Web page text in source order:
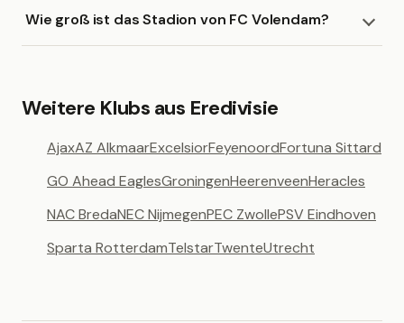
Wie groß ist das Stadion von FC Volendam?
Weitere Klubs aus Eredivisie
AjaxAZ AlkmaarExcelsiorFeyenoordFortuna Sittard
GO Ahead EaglesGroningenHeerenveenHeracles
NAC BredaNEC NijmegenPEC ZwollePSV Eindhoven
Sparta RotterdamTelstarTwenteUtrecht